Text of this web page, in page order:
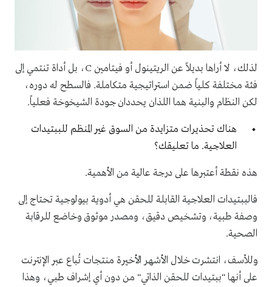
لذلك، لا أراها بديلاً عن الريتينول أو فيتامين C، بل أداة تنتمي إلى
فئة مختلفة كلياً ضمن استراتيجية متكاملة. فالسطح له دوره،
لكن النظام والبنية هما اللذان يحددان جودة الشيخوخة فعلياً.
هناك تحذيرات متزايدة من السوق غير المنظم للببتيدات
العلاجية. ما تعليقك؟
هذه نقطة أعتبرها على درجة عالية من الأهمية.
فالببتيدات العلاجية القابلة للحقن هي أدوية بيولوجية تحتاج إلى
وصفة طبية، وتشخيص دقيق، ومصدر موثوق وخاضع للرقابة
الصحية.
وللأسف، انتشرت خلال الأشهر الأخيرة منتجات تُباع عبر الإنترنت
على أنها "ببتيدات للحقن الذاتي" من دون أي إشراف طبي، وهذا